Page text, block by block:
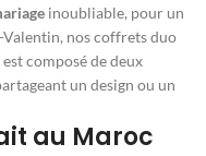
inoubliable, pour un
Valentin, nos coffrets duo
composé de deux
un design ou un
au Maroc